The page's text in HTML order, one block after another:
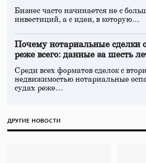
Бизнес часто начинается не с
инвестиций, а с идеи, в которую…
Почему нотариальные сделки
реже всего: данные за шесть
Среди всех форматов сделок с
недвижимостью нотариальные
судах реже…
ДРУГИЕ НОВОСТИ